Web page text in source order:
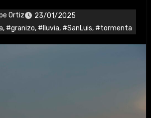
Ortiz
23/01/2025
, #granizo, #lluvia, #SanLuis, #tormenta